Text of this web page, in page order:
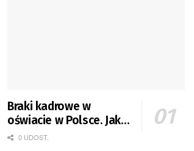
Braki kadrowe w
oświacie w Polsce. Jak
jest w Gorzowie?
0 UDOST.